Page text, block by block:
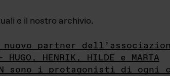
e il nostro archivio.
nuovo partner
HENRIK, HILDE e MARTA
sono i protagonisti di ogni